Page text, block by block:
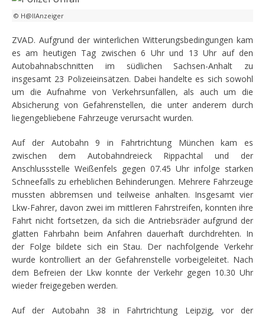
© H@llAnzeiger
ZVAD. Aufgrund der winterlichen Witterungsbedingungen kam
es am heutigen Tag zwischen 6 Uhr und 13 Uhr auf den
Autobahnabschnitten im südlichen Sachsen-Anhalt zu
insgesamt 23 Polizeieinsätzen. Dabei handelte es sich sowohl
um die Aufnahme von Verkehrsunfällen, als auch um die
Absicherung von Gefahrenstellen, die unter anderem durch
liegengebliebene Fahrzeuge verursacht wurden.
Auf der Autobahn 9 in Fahrtrichtung München kam es
zwischen dem Autobahndreieck Rippachtal und der
Anschlussstelle Weißenfels gegen 07.45 Uhr infolge starken
Schneefalls zu erheblichen Behinderungen. Mehrere Fahrzeuge
mussten abbremsen und teilweise anhalten. Insgesamt vier
Lkw-Fahrer, davon zwei im mittleren Fahrstreifen, konnten ihre
Fahrt nicht fortsetzen, da sich die Antriebsräder aufgrund der
glatten Fahrbahn beim Anfahren dauerhaft durchdrehten. In
der Folge bildete sich ein Stau. Der nachfolgende Verkehr
wurde kontrolliert an der Gefahrenstelle vorbeigeleitet. Nach
dem Befreien der Lkw konnte der Verkehr gegen 10.30 Uhr
wieder freigegeben werden.
Auf der Autobahn 38 in Fahrtrichtung Leipzig, vor der